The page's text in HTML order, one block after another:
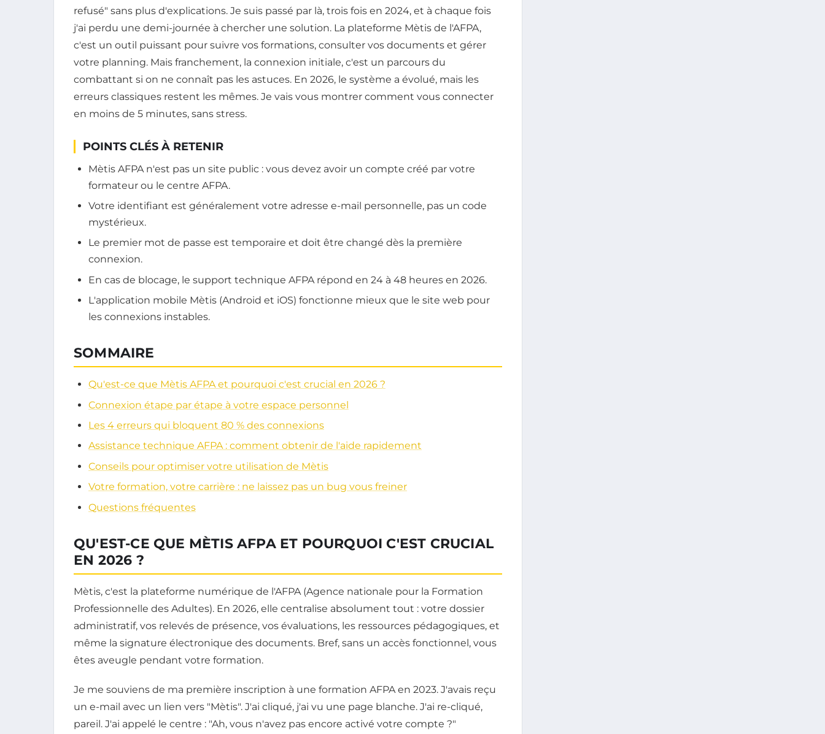
refusé" sans plus d'explications. Je suis passé par là, trois fois en 2024, et à chaque fois
j'ai perdu une demi-journée à chercher une solution. La plateforme Mètis de l'AFPA,
c'est un outil puissant pour suivre vos formations, consulter vos documents et gérer
votre planning. Mais franchement, la connexion initiale, c'est un parcours du
combattant si on ne connaît pas les astuces. En 2026, le système a évolué, mais les
erreurs classiques restent les mêmes. Je vais vous montrer comment vous connecter
en moins de 5 minutes, sans stress.
POINTS CLÉS À RETENIR
Mètis AFPA n'est pas un site public : vous devez avoir un compte créé par votre
formateur ou le centre AFPA.
Votre identifiant est généralement votre adresse e-mail personnelle, pas un code
mystérieux.
Le premier mot de passe est temporaire et doit être changé dès la première
connexion.
En cas de blocage, le support technique AFPA répond en 24 à 48 heures en 2026.
L'application mobile Mètis (Android et iOS) fonctionne mieux que le site web pour
les connexions instables.
SOMMAIRE
Qu'est-ce que Mètis AFPA et pourquoi c'est crucial en 2026 ?
Connexion étape par étape à votre espace personnel
Les 4 erreurs qui bloquent 80 % des connexions
Assistance technique AFPA : comment obtenir de l'aide rapidement
Conseils pour optimiser votre utilisation de Mètis
Votre formation, votre carrière : ne laissez pas un bug vous freiner
Questions fréquentes
QU'EST-CE QUE MÈTIS AFPA ET POURQUOI C'EST CRUCIAL
EN 2026 ?
Mètis, c'est la plateforme numérique de l'AFPA (Agence nationale pour la Formation
Professionnelle des Adultes). En 2026, elle centralise absolument tout : votre dossier
administratif, vos relevés de présence, vos évaluations, les ressources pédagogiques, et
même la signature électronique des documents. Bref, sans un accès fonctionnel, vous
êtes aveugle pendant votre formation.
Je me souviens de ma première inscription à une formation AFPA en 2023. J'avais reçu
un e-mail avec un lien vers "Mètis". J'ai cliqué, j'ai vu une page blanche. J'ai re-cliqué,
pareil. J'ai appelé le centre : "Ah, vous n'avez pas encore activé votre compte ?"